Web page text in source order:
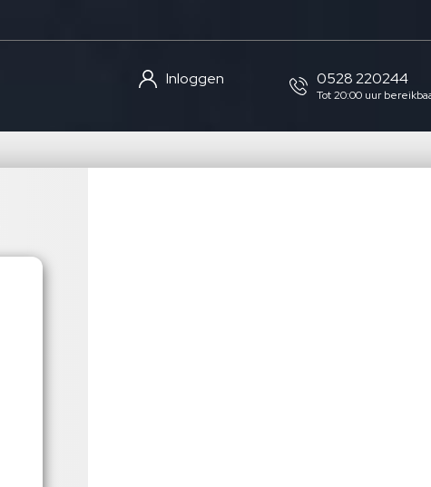
0528 220244
Tot 20:00 uur
Inloggen